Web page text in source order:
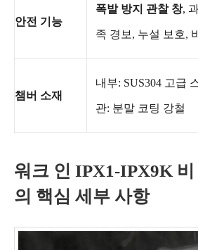
안전 기능
폭발 방지 관찰 창,
족 경보, 누설 보호,
챔버 소재
내부: SUS304 고급
관: 분말 코팅 강철
워크 인 IPX1-IPX9K 비
의 핵심 세부 사항